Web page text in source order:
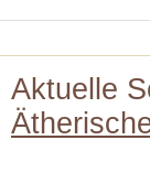
Aktuelle